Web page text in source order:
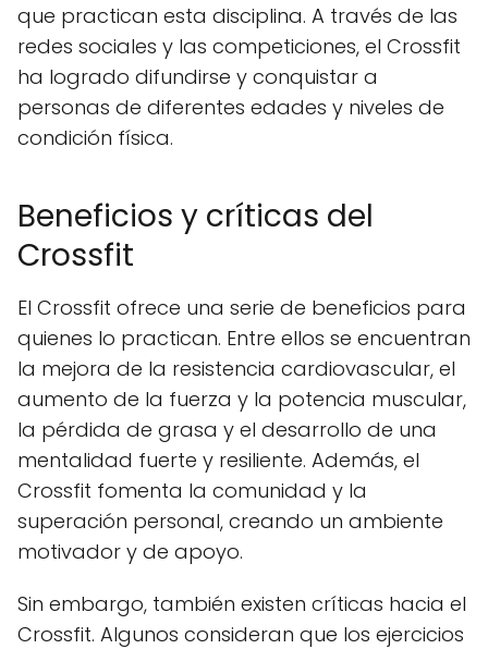
que practican esta disciplina. A través de las
redes sociales y las competiciones, el Crossfit
ha logrado difundirse y conquistar a
personas de diferentes edades y niveles de
condición física.
Beneficios y críticas del
Crossfit
El Crossfit ofrece una serie de beneficios para
quienes lo practican. Entre ellos se encuentran
la mejora de la resistencia cardiovascular, el
aumento de la fuerza y la potencia muscular,
la pérdida de grasa y el desarrollo de una
mentalidad fuerte y resiliente. Además, el
Crossfit fomenta la comunidad y la
superación personal, creando un ambiente
motivador y de apoyo.
Sin embargo, también existen críticas hacia el
Crossfit. Algunos consideran que los ejercicios